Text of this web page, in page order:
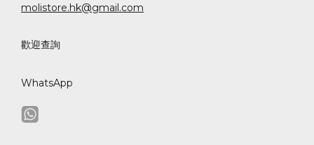
molistore.hk@gmail.com
歡迎查詢
WhatsApp